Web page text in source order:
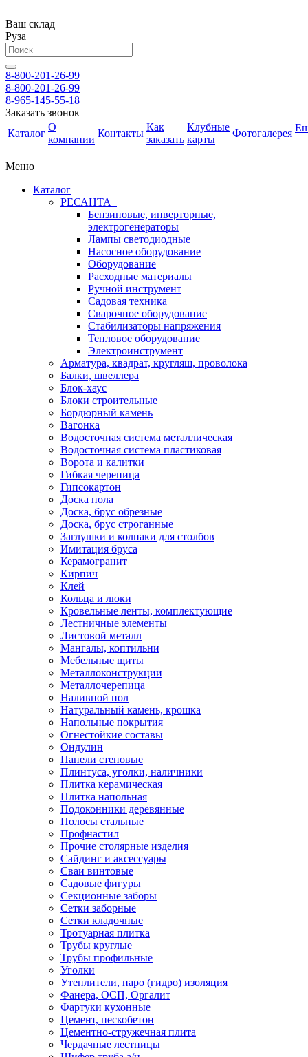
Ваш склад
Руза
8-800-201-26-99
8-800-201-26-99
8-965-145-55-18
Заказать звонок
Каталог
О
компании
Контакты
Как
заказать
Клубные
карты
Фотогалерея
Меню
Каталог
РЕСАНТА
Бензиновые, инверторные,
электрогенераторы
Лампы светодиодные
Насосное оборудование
Оборудование
Расходные материалы
Ручной инструмент
Садовая техника
Сварочное оборудование
Стабилизаторы напряжения
Тепловое оборудование
Электроинструмент
Арматура, квадрат, кругляш, проволока
Балки, швеллера
Блок-хаус
Блоки строительные
Бордюрный камень
Вагонка
Водосточная система металлическая
Водосточная система пластиковая
Ворота и калитки
Гибкая черепица
Гипсокартон
Доска пола
Доска, брус обрезные
Доска, брус строганные
Заглушки и колпаки для столбов
Имитация бруса
Керамогранит
Кирпич
Клей
Кольца и люки
Кровельные ленты, комплектующие
Лестничные элементы
Листовой металл
Мангалы, коптильни
Мебельные щиты
Металлоконструкции
Металлочерепица
Наливной пол
Натуральный камень, крошка
Напольные покрытия
Огнестойкие составы
Ондулин
Панели стеновые
Плинтуса, уголки, наличники
Плитка керамическая
Плитка напольная
Подоконники деревянные
Полосы стальные
Профнастил
Прочие столярные изделия
Сайдинг и аксессуары
Сваи винтовые
Садовые фигуры
Секционные заборы
Сетки заборные
Сетки кладочные
Тротуарная плитка
Трубы круглые
Трубы профильные
Уголки
Утеплители, паро (гидро) изоляция
Фанера, ОСП, Оргалит
Фартуки кухонные
Цемент, пескобетон
Цементно-стружечная плита
Чердачные лестницы